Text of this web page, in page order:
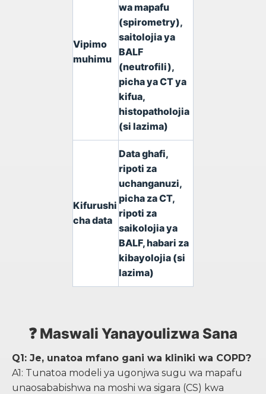
Vipimo
muhimu
wa mapafu
(spirometry),
saitolojia ya
BALF
(neutrofili),
picha ya CT ya
kifua,
histopatholojia
(si lazima)
Kifurushi
cha data
Data ghafi,
ripoti za
uchanganuzi,
picha za CT,
ripoti za
saikolojia ya
BALF, habari za
kibayolojia (si
lazima)
❓ Maswali Yanayoulizwa Sana
Q1: Je, unatoa mfano gani wa kliniki wa COPD?
A1: Tunatoa modeli ya ugonjwa sugu wa mapafu
unaosababishwa na moshi wa sigara (CS) kwa